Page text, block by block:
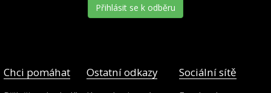
Přihlásit se k odběru
Chci pomáhat Ostatní odkazy Sociální sítě